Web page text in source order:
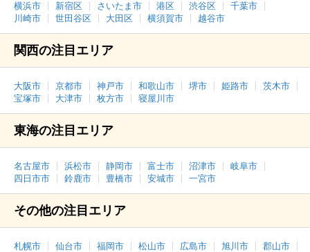
横浜市 新宿区 さいたま市 港区 渋谷区
千葉市
川崎市
世田谷区 大田区 横須賀市 越谷市
関西の注目エリア
大阪市 京都市 神戸市 和歌山市 堺市 姫路市
茨木市
宝塚市
大津市 枚方市 寝屋川市
東海の注目エリア
名古屋市 浜松市 静岡市 富士市 沼津市
岐阜市
四日市市
鈴鹿市 豊橋市 安城市 一宮市
その他の注目エリア
札幌市 仙台市 福岡市 松山市 広島市 旭川市
郡山市